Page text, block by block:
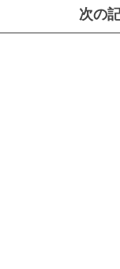
次の